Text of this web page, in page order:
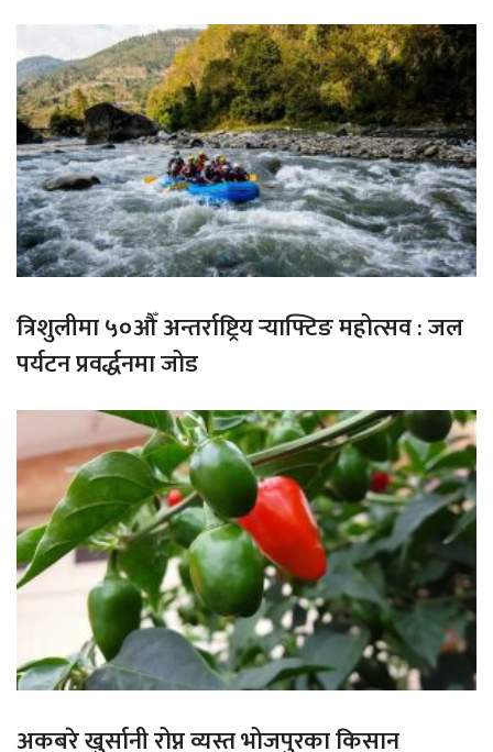
त्रिशुलीमा ५०औँ अन्तर्राष्ट्रिय र्‍याफ्टिङ महोत्सव : जल
पर्यटन प्रवर्द्धनमा जोड
अकबरे खुर्सानी रोप्न व्यस्त भोजपुरका किसान